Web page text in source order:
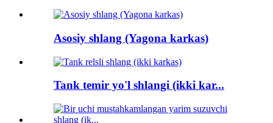
Asosiy shlang (Yagona karkas)
Tank temir yo'l shlangi (ikki kar...